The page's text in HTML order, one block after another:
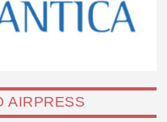
AIRPRESS